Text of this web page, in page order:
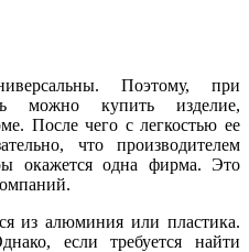
Поэтому, при
можно купить изделие,
После чего с легкостью ее
что производителем
окажется одна фирма. Это
из алюминия или пластика.
если требуется найти